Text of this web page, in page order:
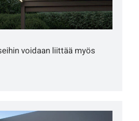
voidaan liittää myös